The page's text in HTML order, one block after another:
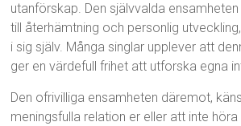
utanförskap. Den självvalda
till återhämtning och personlig
i sig själv. Många singlar upplever att
ger en värdefull frihet att utforska egna
Den ofrivilliga ensamheten däremot,
meningsfulla relation er eller att inte